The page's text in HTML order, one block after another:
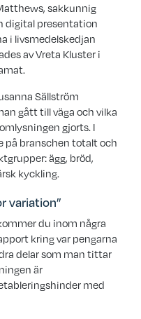
sakkunnig
digital presentation
i livsmedelskedjan
av Vreta Kluster i
Sällström
gått till väga och vilka
gjorts. I
på branschen totalt och
ägg, bröd,
kyckling.
variation”
du inom några
kring var pengarna
delar som man tittar
är
med